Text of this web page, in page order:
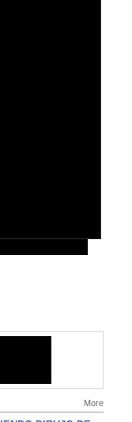
More